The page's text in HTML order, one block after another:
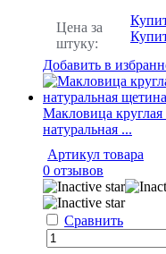
Цена за
штуку:
Добавить в
Макловица
натуральная ...
Артикул товара
0 отзывов
Сравнить